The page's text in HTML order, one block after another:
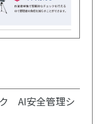
AI安全管理シ